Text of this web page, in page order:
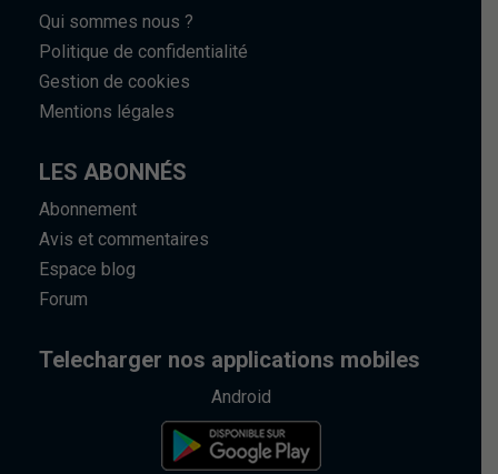
Qui sommes nous ?
Politique de confidentialité
Gestion de cookies
Mentions légales
LES ABONNÉS
Abonnement
Avis et commentaires
Espace blog
Forum
Telecharger nos applications mobiles
Android